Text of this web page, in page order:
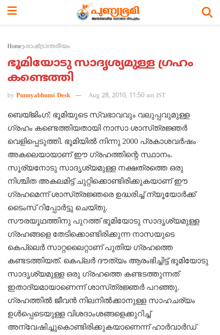
Home രാഷ്ട്രാന്തരീയം
ഭൂമിയോടു സാദൃശ്യമുള്ള ഗ്രഹം
കണ്ടെത്തി
by Punnyabhumi Desk Aug 28, 2010, 11:50 am IST
ബെയ്‌ജിംഗ്‌: ഭൂമിയുടെ സ്വഭാവവും വലുപ്പവുമുള്ള
ഗ്രഹം കണ്ടെത്തിയതായി നാസാ ശാസ്‌ത്രജ്ഞര്‍
വെളിപ്പെടുത്തി. ഭൂമിയില്‍ നിന്നു 2000 പ്രകാശവര്‍ഷം
അകലെയായാണ്‌ ഈ ഗ്രഹത്തിന്റെ സ്ഥാനം.
സൂര്യനോടു സാദൃശ്യമുള്ള നക്ഷത്രത്തെ ഒരു
നിശ്ചിത അകലമിട്ട്‌ ചുറ്റിക്കൊണ്ടിരിക്കുകയാണ്‌ ഈ
ഗ്രഹമെന്ന്‌ ശാസ്‌ത്രജ്ഞരെ ഉദ്ധരിച്ച്‌ ന്യൂയോര്‍ക്ക്‌
ടൈംസ്‌ റിപ്പോര്‍ട്ടു ചെയ്‌തു.
സൗരയൂഥത്തിനു പുറത്ത്‌ ഭൂമിയോടു സാദൃശ്യമുള്ള
ഗ്രഹങ്ങളെ തേടിക്കൊണ്ടിരിക്കുന്ന നാസയുടെ
കെപ്ലെര്‍ സാറ്റലൈറ്റാണ്‌ പുതിയ ഗ്രഹത്തെ
കണ്ടടത്തിയത്‌. കെപ്ലര്‍ ദൗത്യം ആരംഭിച്ചിട്ട്‌ ഭൂമിയോടു
സാദൃശ്യമുള്ള ഒരു ഗ്രഹത്തെ കണ്ടടത്തുന്നത്‌
ഇതാദ്യമായാണെന്ന്‌ ശാസ്‌ത്രജ്ഞര്‍ പറഞ്ഞു.
ഗ്രഹത്തില്‍ ജീവന്‍ നിലനില്‍ക്കാനുള്ള സാഹചര്യം
ഉള്‍പ്പെടെയുള്ള വിശദാംശങ്ങളെക്കുറിച്ച്‌
അന്വേഷിച്ചുകൊണ്ടിരിക്കുകയാണെന്ന്‌ ഹാര്‍വാര്‍ഡ്‌